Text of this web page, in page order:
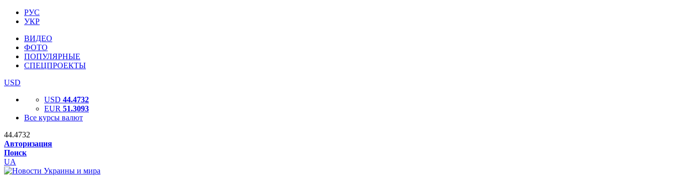
РУС
УКР
ВИДЕО
ФОТО
ПОПУЛЯРНЫЕ
СПЕЦПРОЕКТЫ
USD
USD 44.4732
EUR 51.3093
Все курсы валют
44.4732
Авторизация
Поиск
UA